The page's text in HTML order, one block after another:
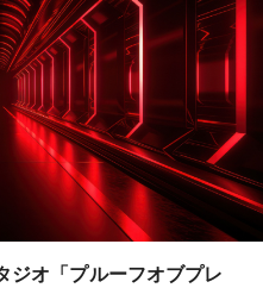
ジオ「プルーフオブプレ